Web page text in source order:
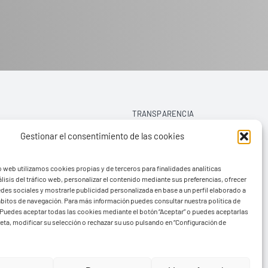
Gestionar el consentimiento de las cookies
web utilizamos cookies propias y de terceros para finalidades analíticas
del tráfico web, personalizar el contenido mediante sus preferencias, ofrecer
sociales y mostrarle publicidad personalizada en base a un perfil elaborado a
de navegación. Para más información puedes consultar nuestra política de
Puedes aceptar todas las cookies mediante el botón “Aceptar” o puedes aceptarlas
modificar su selección o rechazar su uso pulsando en “Configuración de
TRANSPARENCIA
AVISO LEGAL
POLÍTICA DE PRIVACIDAD
POLÍTICA DE COOKIES (UE)